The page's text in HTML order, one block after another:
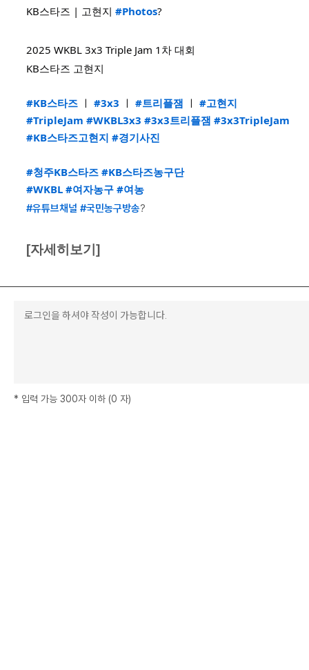
KB스타즈 | 고현지 #Photos?
2025 WKBL 3x3 Triple Jam 1차 대회
KB스타즈 고현지
#KB스타즈 ㅣ #3x3 ㅣ #트리플잼 ㅣ #고현지
#TripleJam #WKBL3x3 #3x3트리플잼 #3x3TripleJam
#KB스타즈고현지 #경기사진
#청주KB스타즈 #KB스타즈농구단
#WKBL #여자농구 #여농
#유튜브채널 #국민농구방송?
[자세히보기]
* 입력 가능 300자 이하 (0 자)